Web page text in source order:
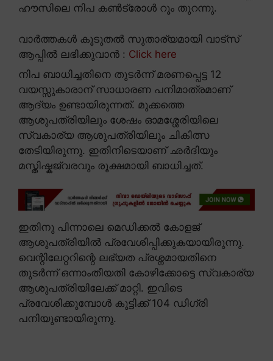
ഹൗസിലെ നിപ കൺട്രോൾ റൂം തുറന്നു.
വാർത്തകൾ കൂടുതൽ സുതാര്യമായി വാട്സ്
ആപ്പിൽ ലഭിക്കുവാൻ : Click here
നിപ ബാധിച്ചതിനെ തുടർന്ന് മരണപ്പെട്ട 12
വയസ്സുകാരാന് സാധാരണ പനിമാത്രമാണ്
ആദ്യം ഉണ്ടായിരുന്നത്. മുക്കത്തെ
ആശുപത്രിയിലും ശേഷം ഓമശ്ശേരിയിലെ
സ്വകാര്യ ആശുപത്രിയിലും ചികിത്സ
തേടിയിരുന്നു. ഇതിനിടെയാണ് ഛർദിയും
മസ്തിഷ്കജ്വരവും രൂക്ഷമായി ബാധിച്ചത്.
ഇതിനു പിന്നാലെ മെഡിക്കൽ കോളജ്
ആശുപത്രിയിൽ പ്രവേശിപ്പിക്കുകയായിരുന്നു.
വെന്റിലേറ്ററിന്റെ ലഭ്യത പ്രശ്നമായതിനെ
തുടർന്ന് ഒന്നാംതീയതി കോഴിക്കോട്ടെ സ്വകാര്യ
ആശുപത്രിയിലേക്ക് മാറ്റി. ഇവിടെ
പ്രവേശിക്കുമ്പോൾ കുട്ടിക്ക് 104 ഡിഗ്രി
പനിയുണ്ടായിരുന്നു.